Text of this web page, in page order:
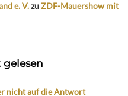
e. V.zuZDF-Mauershow mit
nicht auf die Antwort